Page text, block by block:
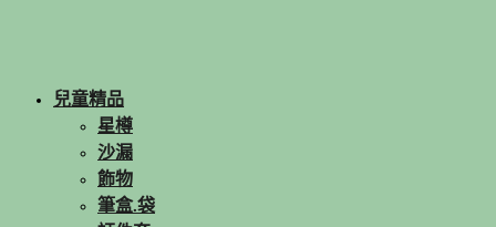
兒童精品
星樽
沙漏
飾物
筆盒.袋